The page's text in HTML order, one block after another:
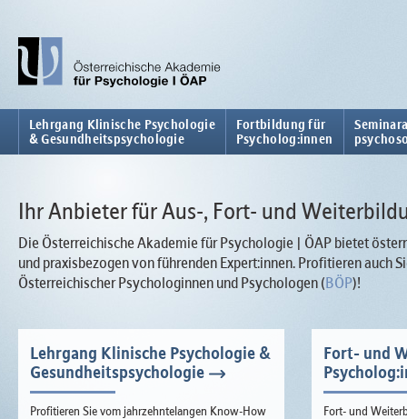
Lehrgang Klinische Psychologie
& Gesundheitspsychologie
Fortbildung für
Psycholog:innen
Ihr Anbieter für Aus-, Fort- und
Die Österreichische Akademie für Psychologie | ÖAP bietet
und praxisbezogen von führenden Expert:innen. Profitieren auch
Österreichischer Psychologinnen und Psychologen (BÖP)!
Lehrgang Klinische Psychologie &
Gesundheitspsychologie
Profitieren Sie vom jahrzehntelangen Know-How
Fort- und
Fort- und